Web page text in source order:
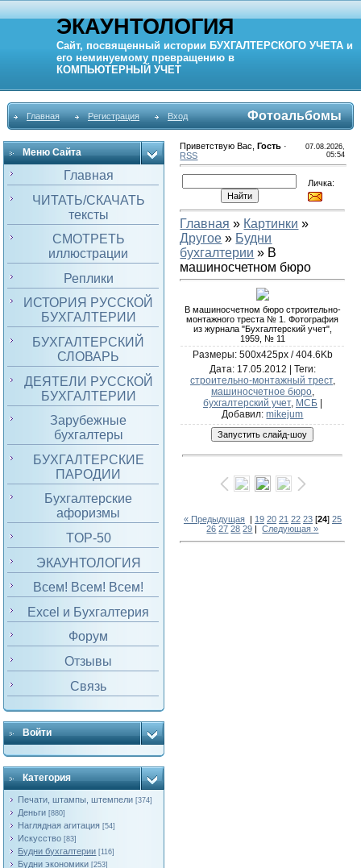
ЭКАУНТОЛОГИЯ
Сайт, посвященный истории БУХГАЛТЕРСКОГО УЧЕТА и
его неминуемому превращению в
КОМПЬЮТЕРНЫЙ УЧЕТ
Главная Регистрация Вход Фотоальбомы
Меню Сайта
Главная
ЧИТАТЬ/СКАЧАТЬ
тексты
СМОТРЕТЬ
иллюстрации
Реплики
ИСТОРИЯ РУССКОЙ
БУХГАЛТЕРИИ
БУХГАЛТЕРСКИЙ
СЛОВАРЬ
ДЕЯТЕЛИ РУССКОЙ
БУХГАЛТЕРИИ
Зарубежные
бухгалтеры
БУХГАЛТЕРСКИЕ
ПАРОДИИ
Бухгалтерские
афоризмы
TOP-50
ЭКАУНТОЛОГИЯ
Всем! Всем! Всем!
Excel и Бухгалтерия
Форум
Отзывы
Связь
Войти
Категория
Печати, штампы, штемпели [374]
Деньги [880]
Наглядная агитация [54]
Искусство [83]
Будни бухгалтерии [116]
Будни экономики [253]
Приветствую Вас ,Гость ·
RSS
07.08.2026,
05:54
Личка:
Главная » Картинки »
Другое » Будни
бухгалтерии » В
машиносчетном бюро
В машиносчетном бюро строительно-
монтажного треста № 1. Фотография
из журнала "Бухгалтерский учет",
1959, № 11
Размеры: 500x425px / 404.6Kb
Дата: 17.05.2012 | Теги:
строительно-монтажный трест,
машиносчетное бюро,
бухгалтерский учет, МСБ|
Добавил:mikejum
« Предыдущая| 19 20 21 22 23[24] 25
26 27 28 29 |Следующая »